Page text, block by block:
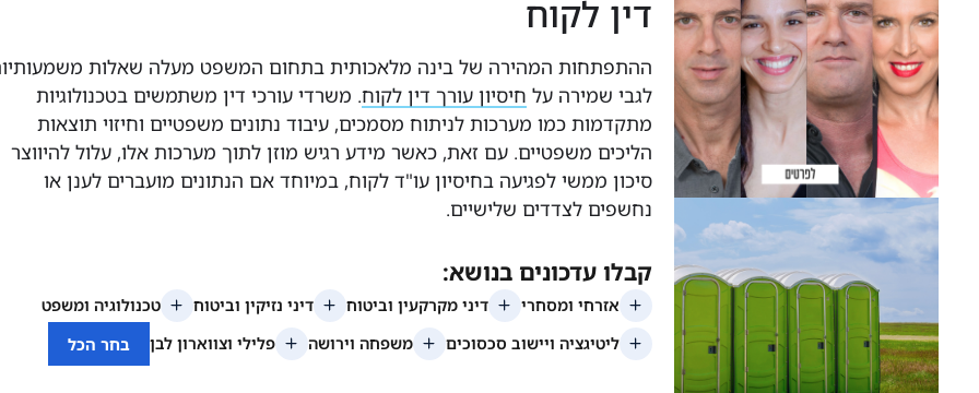
דין לקוח
ההתפתחות המהירה של בינה מלאכותית בתחום המשפט מעלה שאלות
לגבי שמירה על חיסיון עורך דין לקוח. משרדי עורכי דין משתמשים בטכנולוגיות
מתקדמות כמו מערכות לניתוח מסמכים, עיבוד נתונים משפטיים וחיזוי תוצאות
הליכים משפטיים. עם זאת, כאשר מידע רגיש מוזן לתוך מערכות אלו, עלול להיווצר
סיכון ממשי לפגיעה בחיסיון עו"ד לקוח, במיוחד אם הנתונים מועברים לענן או
נחשפים לצדדים שלישיים.